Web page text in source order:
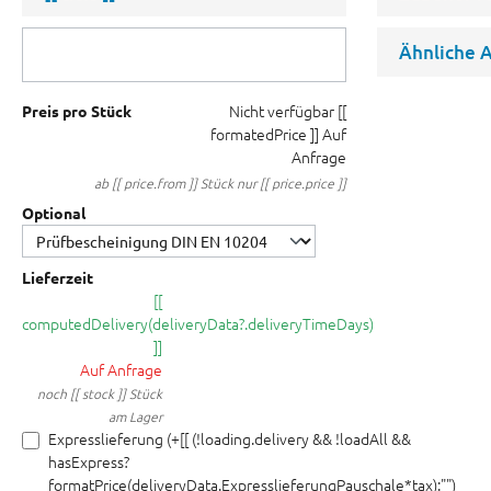
Preis pro Stück Nicht verfügbar [[
formatedPrice ]] Auf
Anfrage
ab [[ price.from ]] Stück nur [[ price.price ]]
Optional
Lieferzeit
[[
computedDelivery(deliveryData?.deliveryTimeDays)
]]
Auf Anfrage
noch [[ stock ]] Stück
am Lager
Expresslieferung (+[[ (!loading.delivery && !loadAll &&
hasExpress?
formatPrice(deliveryData.ExpresslieferungPauschale*tax):"")
Ähnliche